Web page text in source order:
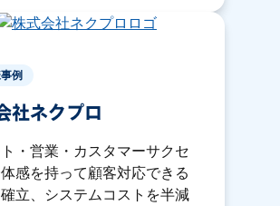
例
社ネクプロ
・営業・カスタマーサクセ
感を持って顧客対応できる
立、システムコストを半減